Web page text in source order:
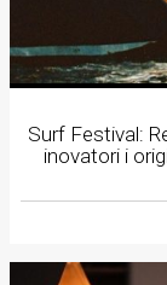
Surf Festival:
inovatori i